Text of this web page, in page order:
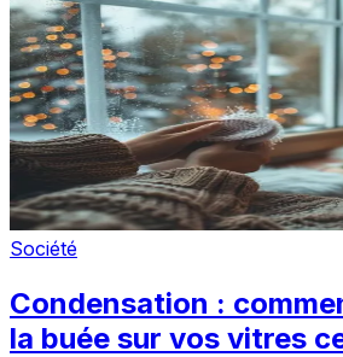
Société
Condensation :
la buée sur vos vitres